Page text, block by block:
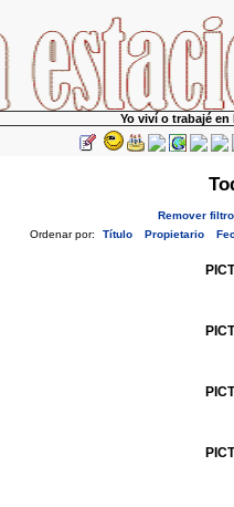
Yo viví o trabajé
Remover
Ordenar por:
Título Propietario